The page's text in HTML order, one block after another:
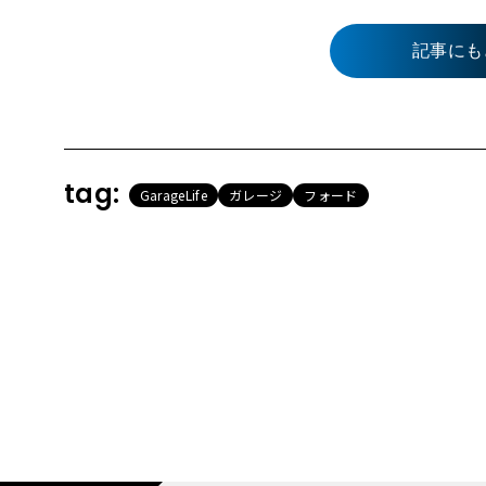
記事に
tag: GarageLife ガレージ フォード